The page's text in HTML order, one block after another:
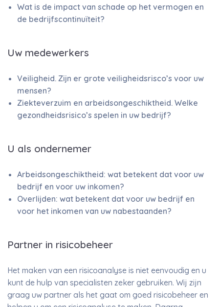
Wat is de impact van schade op het vermogen en
de bedrijfscontinuïteit?
Uw medewerkers
Veiligheid. Zijn er grote veiligheidsrisco’s voor uw
mensen?
Ziekteverzuim en arbeidsongeschiktheid. Welke
gezondheidsrisico’s spelen in uw bedrijf?
U als ondernemer
Arbeidsongeschiktheid: wat betekent dat voor uw
bedrijf en voor uw inkomen?
Overlijden: wat betekent dat voor uw bedrijf en
voor het inkomen van uw nabestaanden?
Partner in risicobeheer
Het maken van een risicoanalyse is niet eenvoudig en u
kunt de hulp van specialisten zeker gebruiken. Wij zijn
graag uw partner als het gaat om goed risicobeheer en